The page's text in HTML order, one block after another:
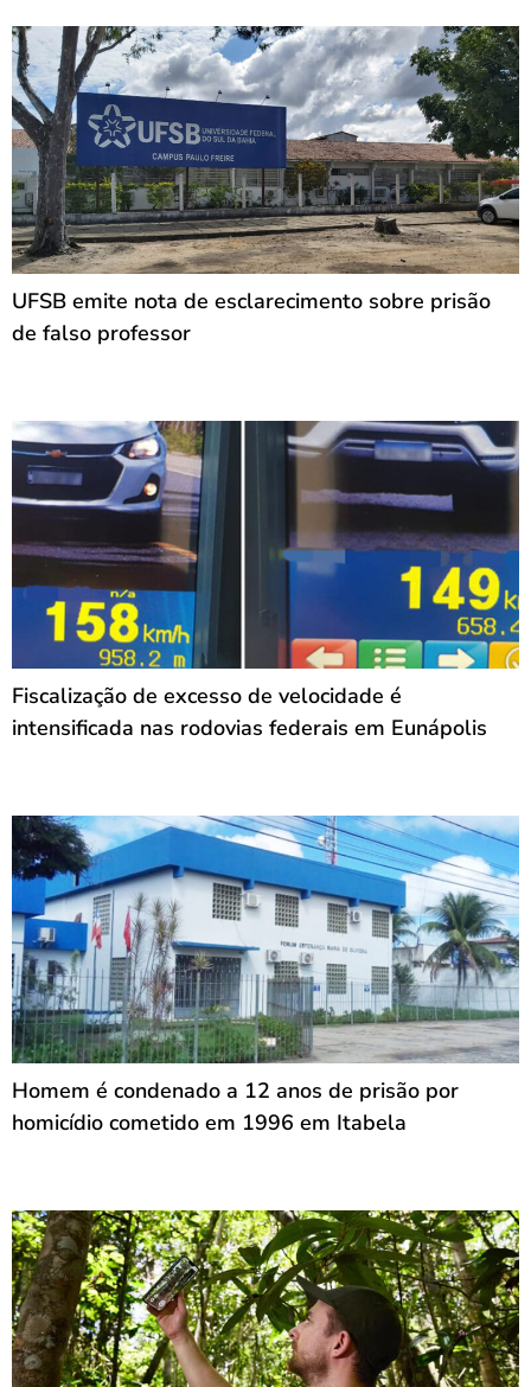
UFSB emite nota de esclarecimento sobre prisão
de falso professor
Fiscalização de excesso de velocidade é
intensificada nas rodovias federais em Eunápolis
Homem é condenado a 12 anos de prisão por
homicídio cometido em 1996 em Itabela